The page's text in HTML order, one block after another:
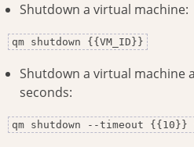
Shutdown a virtual machine:
qm shutdown {{VM_ID}}
Shutdown a virtual machine
seconds:
qm shutdown --timeout {{10}}